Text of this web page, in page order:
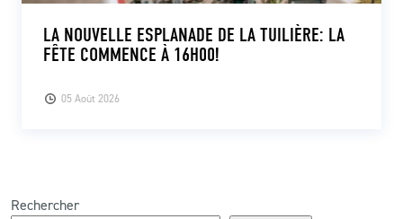
05 Août 2026
LA NOUVELLE ESPLANADE DE LA TUILIÈRE: LA
FÊTE COMMENCE À 16H00!
Rechercher